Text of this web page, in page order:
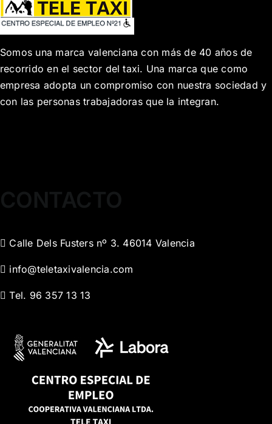
Somos una marca valenciana con más de 40 años de
recorrido en el sector del taxi. Una marca que como
empresa adopta un compromiso con nuestra sociedad y
con las personas trabajadoras que la integran.
Calle Dels Fusters nº 3. 46014 Valencia
info@teletaxivalencia.com
Tel. 96 357 13 13